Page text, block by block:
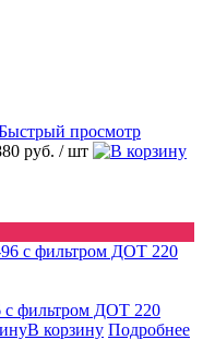
просмотр
руб. / шт
фильтром ДОТ 220
В корзину Подробнее